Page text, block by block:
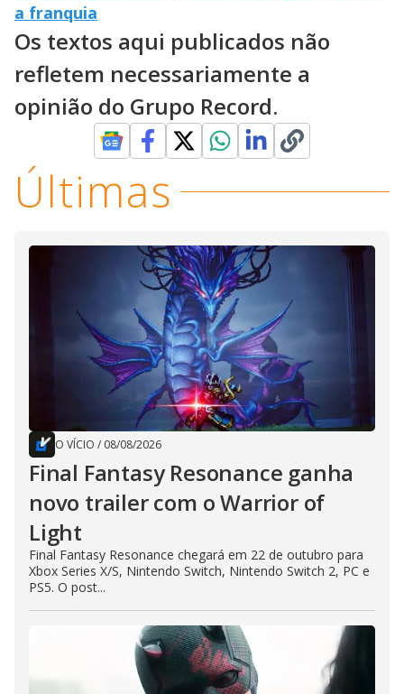
a franquia
Os textos aqui publicados não
refletem necessariamente a
opinião do Grupo Record.
Últimas
O VÍCIO / 08/08/2026
Final Fantasy Resonance ganha
novo trailer com o Warrior of
Light
Final Fantasy Resonance chegará em 22 de outubro para
Xbox Series X/S, Nintendo Switch, Nintendo Switch 2, PC e
PS5. O post...